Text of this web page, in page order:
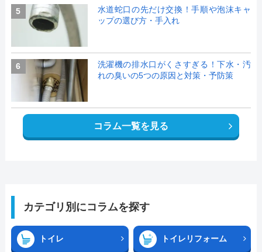
5
水道蛇口の先だけ交換！手順や泡沫キャ
ップの選び方・手入れ
6
洗濯機の排水口がくさすぎる！下水・汚
れの臭いの5つの原因と対策・予防策
コラム一覧を見る
カテゴリ別にコラムを探す
トイレ トイレリフォーム